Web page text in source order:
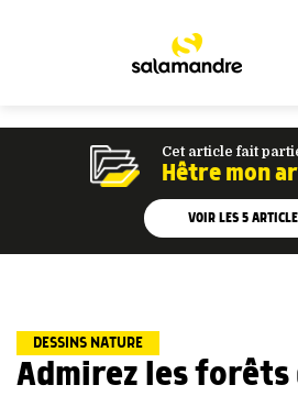
Cet article fait
Hêtre mon
VOIR LES 5
DESSINS NATURE
Admirez les forêts